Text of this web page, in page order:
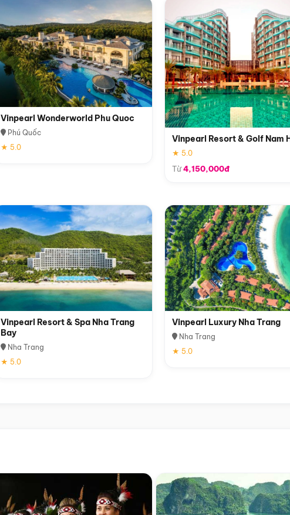
Vinpearl Wonderworld Phu Quoc
Phú Quốc
★ 5.0
Vinpearl Resort & Golf Nam
★ 5.0
Từ4,150,000đ
Vinpearl Resort & Spa Nha Trang
Bay
Nha Trang
★ 5.0
Vinpearl Luxury Nha Trang
Nha Trang
★ 5.0